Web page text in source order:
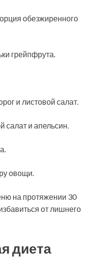
обезжиренного
грейпфрута.
и листовой салат.
салат и апельсин.
овощи.
на протяжении 30
от лишнего
диета